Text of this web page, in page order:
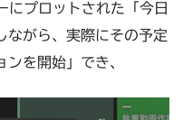
プロットされた「今日
ながら、実際にその予定
を開始」でき、